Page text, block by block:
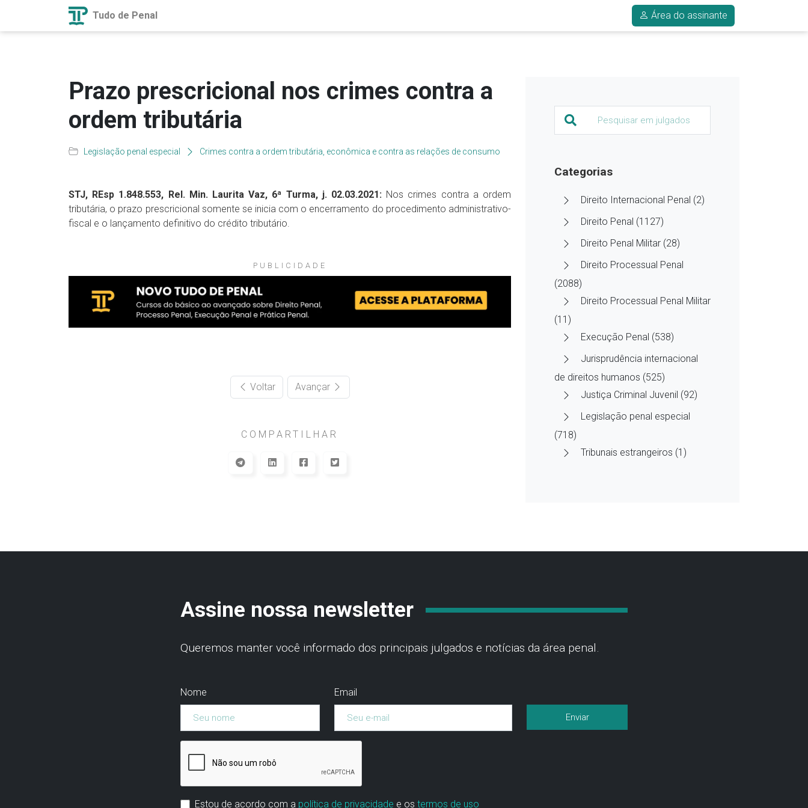
Tudo de Penal Área do assinante
Prazo prescricional nos crimes contra a
ordem tributária
Legislação penal especial Crimes contra a ordem tributária, econômica e contra as relações de consumo
STJ, REsp 1.848.553, Rel. Min. Laurita Vaz, 6ª Turma, j. 02.03.2021: Nos crimes contra a ordem
tributária, o prazo prescricional somente se inicia com o encerramento do procedimento administrativo-
fiscal e o lançamento definitivo do crédito tributário.
PUBLICIDADE
Voltar Avançar
COMPARTILHAR
Categorias
Direito Internacional Penal (2)
Direito Penal (1127)
Direito Penal Militar (28)
Direito Processual Penal
(2088)
Direito Processual Penal Militar
(11)
Execução Penal (538)
Jurisprudência internacional
de direitos humanos (525)
Justiça Criminal Juvenil (92)
Legislação penal especial
(718)
Tribunais estrangeiros (1)
Assine nossa newsletter
Queremos manter você informado dos principais julgados e notícias da área penal.
Nome Email
Estou de acordo com a política de privacidade e os termos de uso